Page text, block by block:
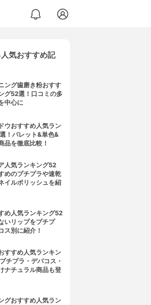
気おすすめ記
ング歯磨き粉おすす
グ52選！口コミの多
中心に
ウおすすめ人気ラン
！パレット&単色&
品を徹底比較！
人気ランキング52
めのプチプラや速乾
イルポリッシュを紹
め人気ランキング52
いリップをプチプ
ス別に紹介！
すすめ人気ランキン
チプラ・デパコス・
ナチュラル商品も登
グおすすめ人気ラン